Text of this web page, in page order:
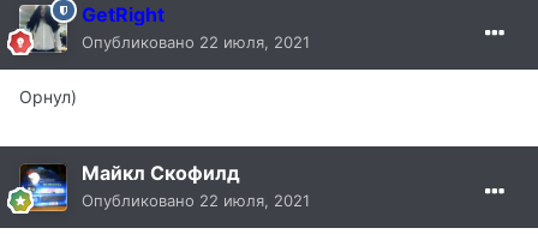
GetRight
Опубликовано 22 июля, 2021
Орнул)
Майкл Скофилд
Опубликовано 22 июля, 2021